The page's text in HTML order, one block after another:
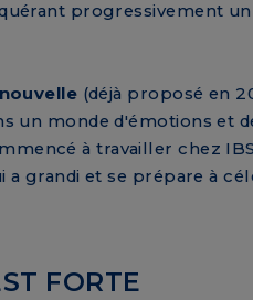
progressivement
(déjà proposé en
un monde d'émotions et
à travailler chez
a grandi et se prépare à
FORTE